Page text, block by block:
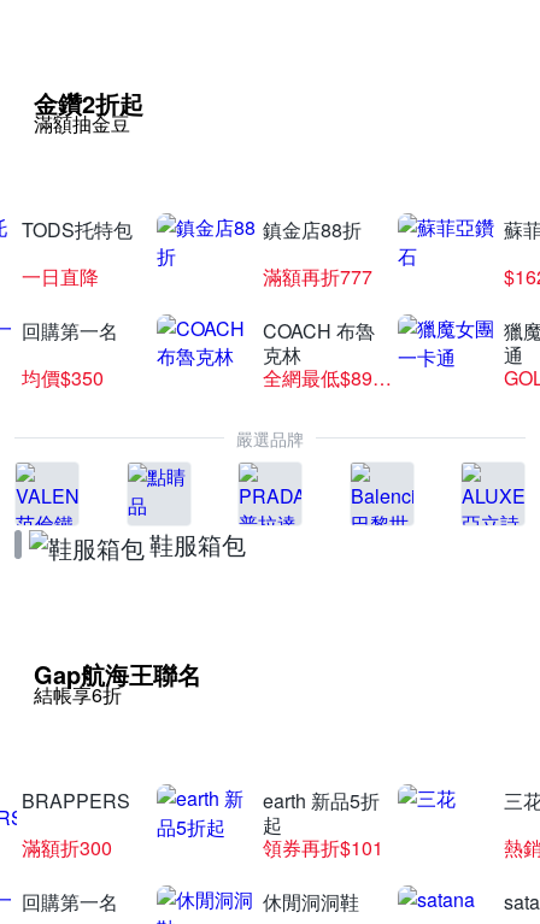
金鑽2折起
滿額抽金豆
TODS托特包
一日直降
鎮金店88折
滿額再折777
蘇
回購第一名
均價$350
COACH 布魯
克林
全網最低$8999
獵
通
嚴選品牌
鞋服箱包
Gap航海王聯名
結帳享6折
BRAPPERS
滿額折300
earth 新品5折
起
領券再折$101
三
熱
回購第一名
休閒洞洞鞋